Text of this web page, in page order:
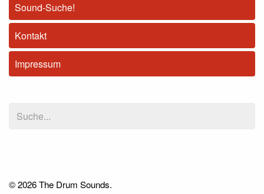
Sound-Suche!
Kontakt
Impressum
© 2026 The Drum Sounds.